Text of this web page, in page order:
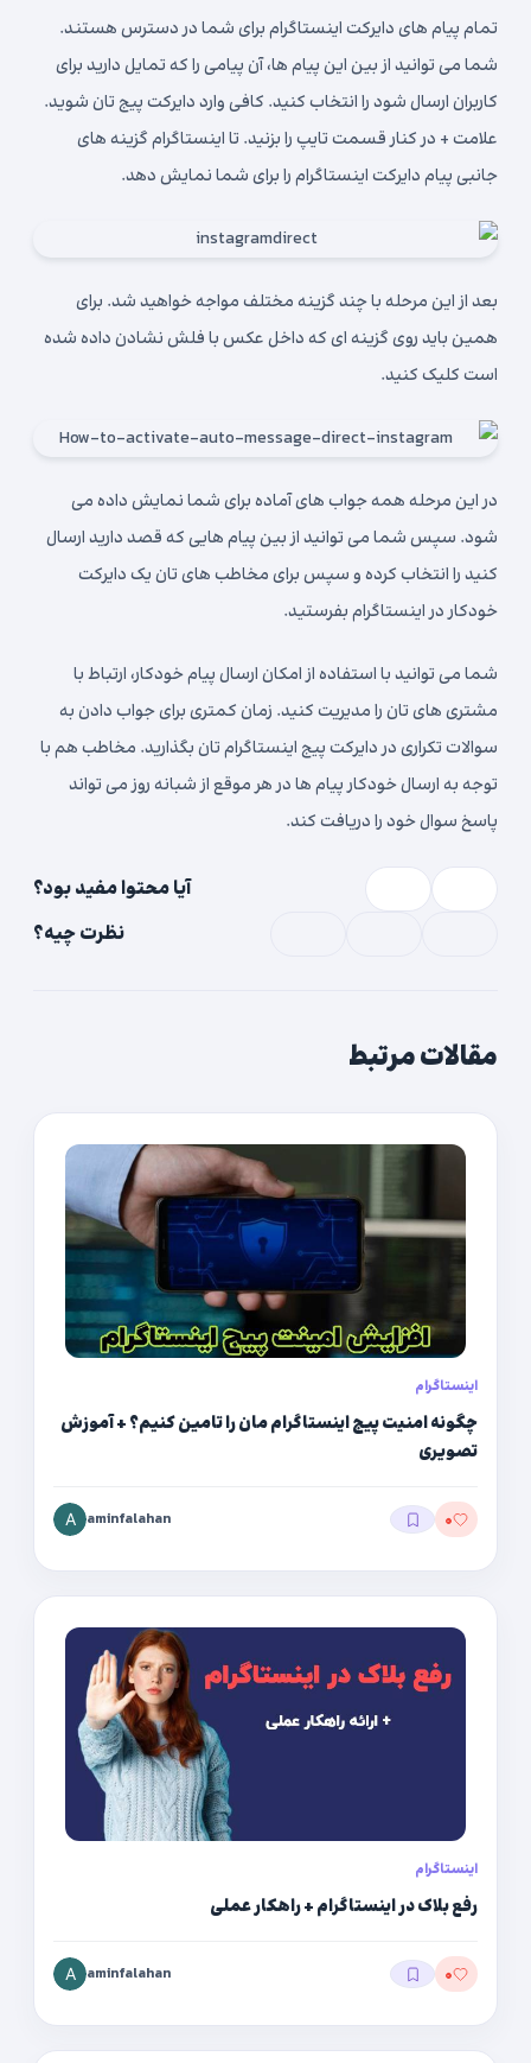
تمام پیام های دایرکت اینستاگرام برای شما در دسترس هستند.
شما می توانید از بین این پیام ها، آن پیامی را که تمایل دارید برای
کاربران ارسال شود را انتخاب کنید. کافی وارد دایرکت پیج تان شوید.
علامت + در کنار قسمت تایپ را بزنید. تا اینستاگرام گزینه های
جانبی پیام دایرکت اینستاگرام را برای شما نمایش دهد.
بعد از این مرحله با چند گزینه مختلف مواجه خواهید شد. برای
همین باید روی گزینه ای که داخل عکس با فلش نشادن داده شده
است کلیک کنید.
در این مرحله همه جواب های آماده برای شما نمایش داده می
شود. سپس شما می توانید از بین پیام هایی که قصد دارید ارسال
کنید را انتخاب کرده و سپس برای مخاطب های تان یک دایرکت
خودکار در اینستاگرام بفرستید.
شما می توانید با استفاده از امکان ارسال پیام خودکار، ارتباط با
مشتری های تان را مدیریت کنید. زمان کمتری برای جواب دادن به
سوالات تکراری در دایرکت پیج اینستاگرام تان بگذارید. مخاطب هم با
توجه به ارسال خودکار پیام ها در هر موقع از شبانه روز می تواند
پاسخ سوال خود را دریافت کند.
آیا محتوا مفید بود؟
نظرت چیه؟
مقالات مرتبط
اینستاگرام
چگونه امنیت پیج اینستاگرام مان را تامین کنیم؟ + آموزش
تصویری
aminfalahan ۰
اینستاگرام
رفع بلاک در اینستاگرام + راهکار عملی
aminfalahan ۰